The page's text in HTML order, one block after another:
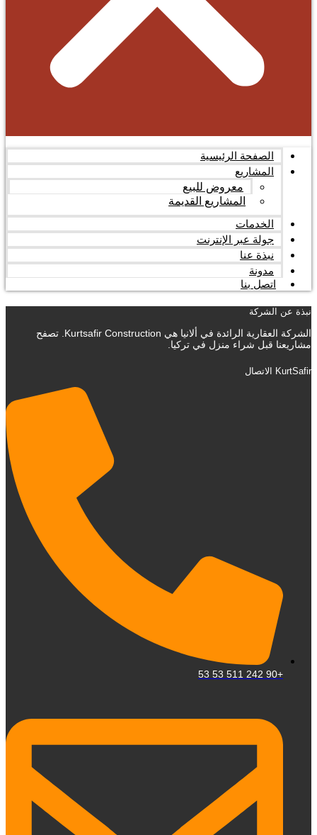
الصفحة الرئيسية
المشاريع
معروض للبيع
المشاريع القديمة
الخدمات
جولة عبر الإنترنت
نبذة عنا
مدونة
اتصل بنا
نبذة عن الشركة
الشركة العقارية الرائدة في ألانيا هي Kurtsafir Construction. تصفح
مشاريعنا قبل شراء منزل في تركيا.
KurtSafir الاتصال
+90 242 511 53 53